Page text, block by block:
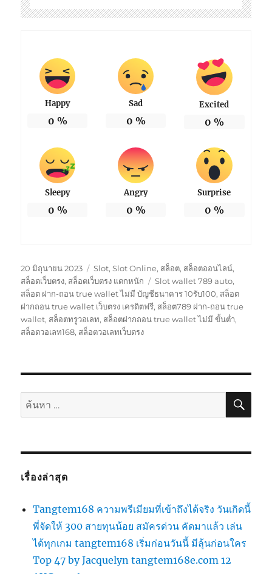
Happy
0 %
Sad
0 %
Excited
0 %
Sleepy
0 %
Angry
0 %
Surprise
0 %
เขียน
เมื่อ
20 มิถุนายน 2023
หมวด
หมู่
Slot,Slot Online, สล็อต, สล็อตออนไลน์,
สล็อตเว็บตรง, สล็อตเว็บตรง แตกหนัก
ป้าย
กำกับ
Slot wallet 789 auto,
สล็อต ฝาก-ถอน true wallet ไม่มี บัญชีธนาคาร 10รับ100, สล็อต
ฝากถอน true wallet เว็บตรง เครดิตฟรี, สล็อต789 ฝาก-ถอน true
wallet, สล็อตทรูวอเลท, สล็อตฝากถอน true wallet ไม่มี ขั้นต่ำ,
สล็อตวอเลท168, สล็อตวอเลทเว็บตรง
ค้นหา: ค้น
เรื่องล่าสุด
Tangtem168 ความพรีเมียมที่เข้าถึงได้จริง วันเกิดนี้
พี่จัดให้ 300 สายทุนน้อย สมัครด่วน คัดมาแล้ว เล่น
ได้ทุกเกม tangtem168 เริ่มก่อนวันนี้ มีลุ้นก่อนใคร
Top 47 by Jacquelyn tangtem168e.com 12